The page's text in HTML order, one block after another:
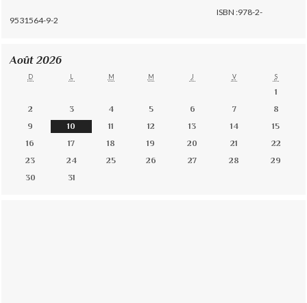
ISBN :978-2-
9531564-9-2
Août 2026
D L M M J V S
1
2
3 4 5 6 7
8
9
10 11 12 13 14
15
16
17 18 19 20 21
22
23
24 25 26 27 28
29
30
31